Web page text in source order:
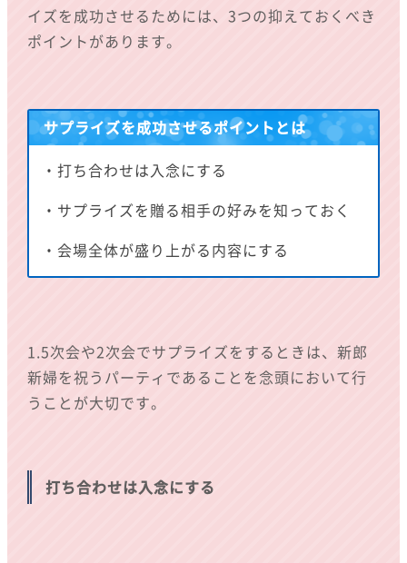
イズを成功させるためには、3つの抑えておくべき
ポイントがあります。
サプライズを成功させるポイントとは
・打ち合わせは入念にする
・サプライズを贈る相手の好みを知っておく
・会場全体が盛り上がる内容にする
1.5次会や2次会でサプライズをするときは、新郎
新婦を祝うパーティであることを念頭において行
うことが大切です。
打ち合わせは入念にする